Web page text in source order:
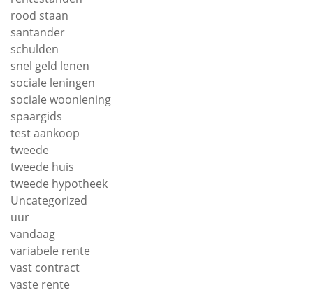
rood staan
santander
schulden
snel geld lenen
sociale leningen
sociale woonlening
spaargids
test aankoop
tweede
tweede huis
tweede hypotheek
Uncategorized
uur
vandaag
variabele rente
vast contract
vaste rente